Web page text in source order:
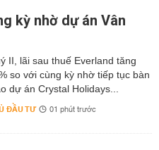
tiếp xúc gần và nhập
dõi sức khỏe (cách
472
14.213
kỳ nhờ dự án Vân
II, lãi sau thuế Everland tăng
so với cùng kỳ nhờ tiếp tục bàn
dự án Crystal Holidays...
ĐẦU TƯ 01 phút trước